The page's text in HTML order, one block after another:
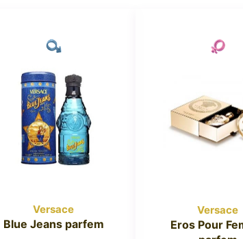
Versace
Blue Jeans parfem
Versace
Eros Pour